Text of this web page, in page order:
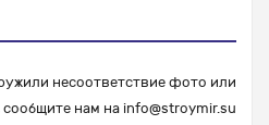
несоответствие фото или
сообщите нам на info@stroymir.su